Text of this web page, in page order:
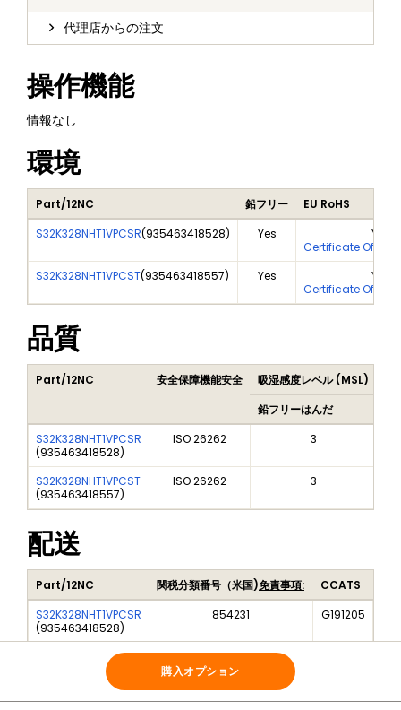
代理店からの注文
操作機能
情報なし
環境
Part/12NC 鉛フリー
EU RoHS
S32K328NHT1VPCSR(935463418528) Yes
Yes
Certificate Of
S32K328NHT1VPCST(935463418557) Yes
Yes
Certificate Of
品質
Part/12NC 安全保障機能安全 吸湿感度レベル (MSL)
鉛フリーはんだ
S32K328NHT1VPCSR
(935463418528)
ISO 26262 3
S32K328NHT1VPCST
(935463418557)
ISO 26262 3
配送
Part/12NC 関税分類番号（米国)免責事項:
CCATS
S32K328NHT1VPCSR
(935463418528)
854231 G191205
S32K328NHT1VPCST
935463418557
854231
購入オプション